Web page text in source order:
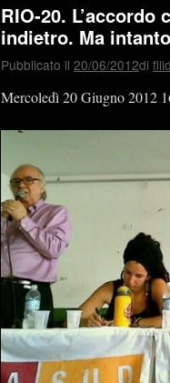
RIO-20.
indietro. Ma
Pubblicato il 20/06/2012di
Mercoledì 20 Giugno 2012